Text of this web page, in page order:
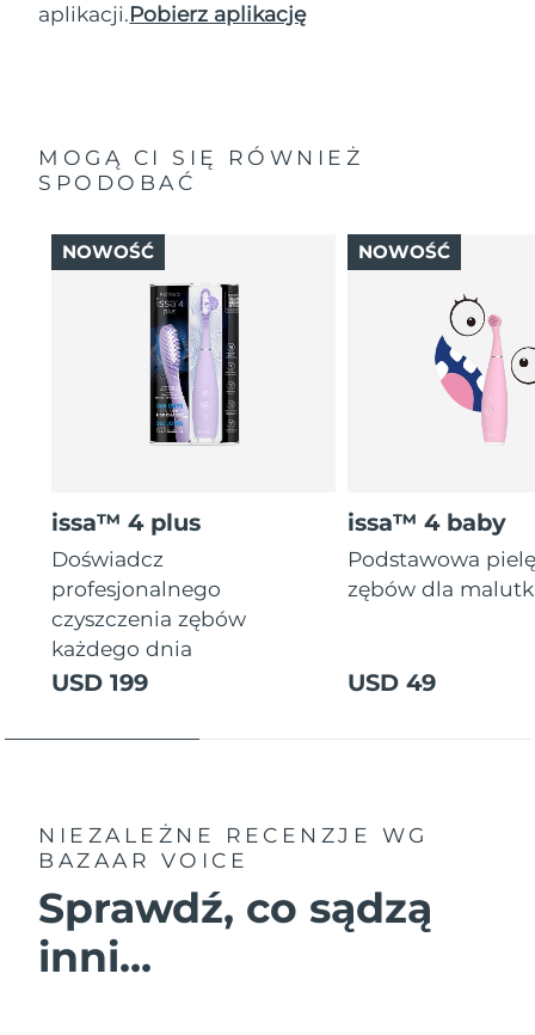
aplikacji.Pobierz aplikację
MOGĄ CI SIĘ RÓWNIEŻ
SPODOBAĆ
issa™ 4 plus
Doświadcz
profesjonalnego
czyszczenia zębów
każdego dnia
USD 199
NOWOŚĆ
issa™ 4 baby
Podstawowa
zębów dla
USD 49
NOWOŚĆ
NIEZALEŻNE RECENZJE
WG
BAZAAR VOICE
Sprawdź, co sądzą
inni...